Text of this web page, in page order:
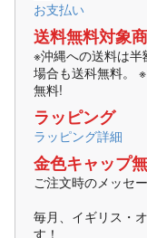
お支払い
送料無料対象
※沖縄への送料は
場合も送科無料。
無料!
ラッピング
ラッピング詳細
金色キャップ
ご注文時のメッセ
毎月、イギリス・
す！